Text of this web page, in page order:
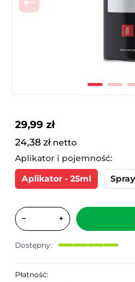
Poprzedni
29,99 zł
24,38 zł netto
Aplikator i pojemność:
Aplikator - 25ml
− +
Dostępny:
Płatność: